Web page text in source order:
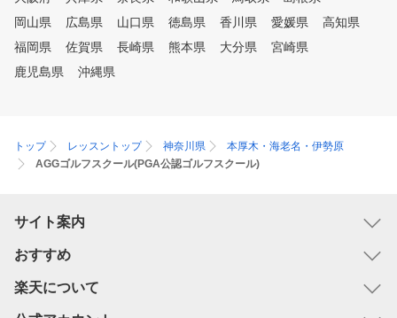
岡山県
広島県 山口県 徳島県 香川県 愛媛県
高知県
福岡県
佐賀県 長崎県 熊本県 大分県
宮崎県
鹿児島県
沖縄県
トップ レッスントップ 神奈川県
本厚木・海老名・伊勢原
AGGゴルフスクール(PGA公認ゴルフスクール)
サイト案内
おすすめ
楽天について